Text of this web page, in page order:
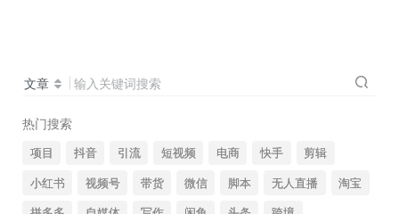
文章 输入关键词搜索
热门搜索
项目 抖音 引流 短视频 电商 快手
剪辑
小红书
视频号 带货 微信 脚本 无人直播
淘宝